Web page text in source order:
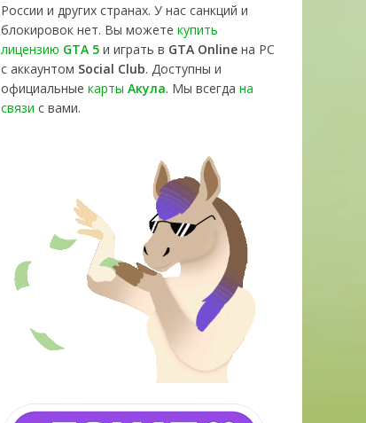
России и других странах. У нас санкций и
блокировок нет. Вы можете купить
лицензию GTA 5 и играть в GTA Online на PC
с аккаунтом Social Club. Доступны и
официальные карты Акула. Мы всегда на
связи с вами.